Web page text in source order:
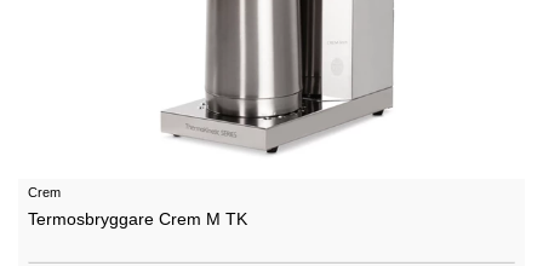
Crem
Termosbryggare Crem M TK